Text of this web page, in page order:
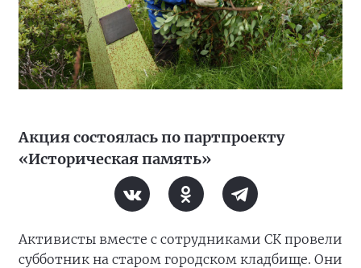
Акция состоялась по партпроекту
«Историческая память»
Активисты вместе с сотрудниками СК провели
субботник на старом городском кладбище. Они